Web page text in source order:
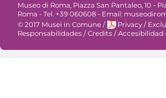
Museo di Roma, Piazza San Pantaleo, 10 -
Roma - Tel. +39 060608 - Email:
© 2017 Musei in Comune / Privacy /
Responsabilidades /Credits /Accesibilidad